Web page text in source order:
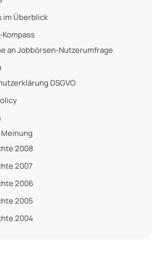
im Überblick
an Jobbörsen-Nutzerumfrage
DSGVO
2008
2007
2006
2005
2004